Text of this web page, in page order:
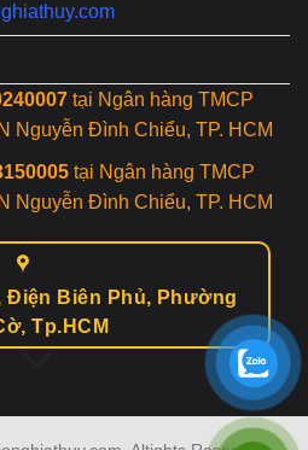
tại Ngân hàng TMCP
Nguyễn Đình Chiểu, TP. HCM
tại Ngân hàng TMCP
Nguyễn Đình Chiểu, TP. HCM
Điện Biên Phủ, Phường
Tp.HCM